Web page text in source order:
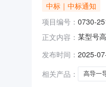
中标｜中标通知
项目编号： 0730-
正文内容： 某型号
媒介：
发布时间： 2025-
相关产品：
高导一